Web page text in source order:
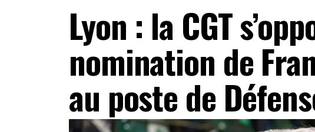
Lyon : la CGT
nomination de
au poste de